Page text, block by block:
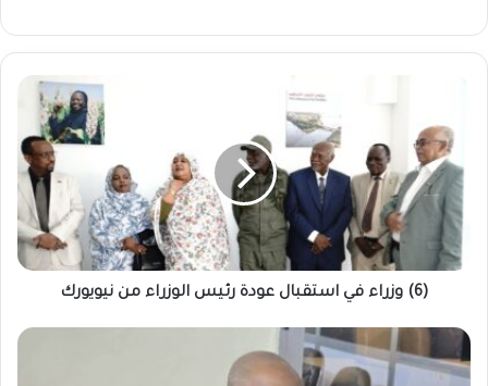
استقبال
عودة
رئيس
الوزراء
من
نيويورك
(6) وزراء في استقبال عودة رئيس الوزراء من نيويورك
مالية
الجزيرة